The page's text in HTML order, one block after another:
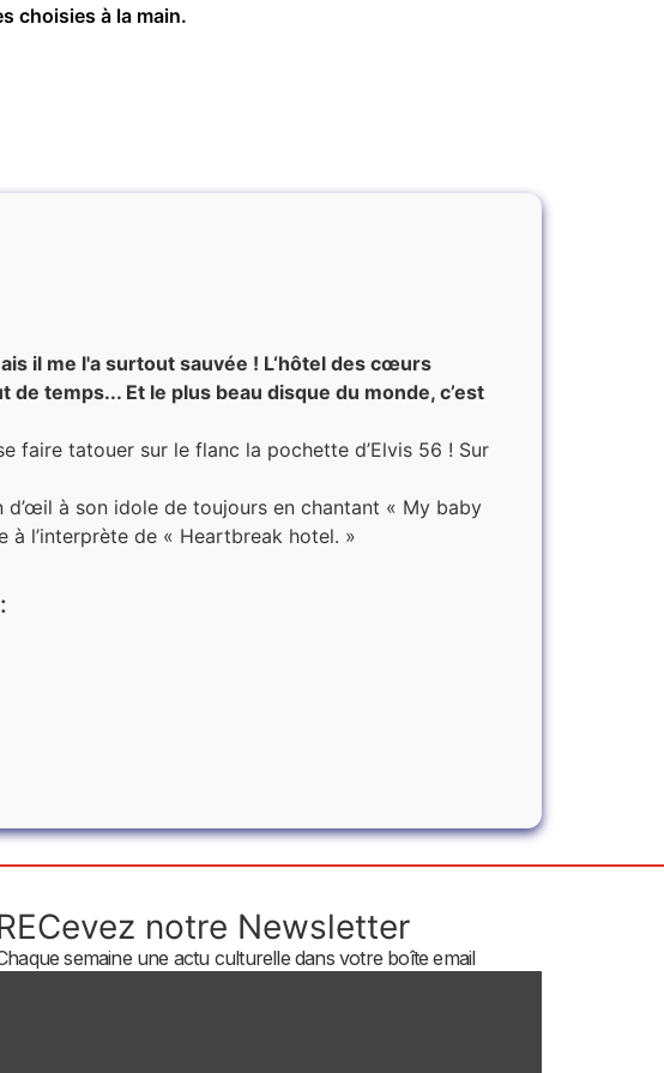
choisies à la main.
il me l'a surtout sauvée ! L‘hôtel des cœurs
de temps... Et le plus beau disque du monde, c’est
faire tatouer sur le flanc la pochette d’Elvis 56 ! Sur
à son idole de toujours en chantant « My baby
l’interprète de « Heartbreak hotel. »
notre Newsletter
semaine une actu culturelle dans votre boîte email